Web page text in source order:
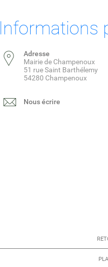
Informations
Adresse
Mairie de Champenoux
51 rue Saint Barthélemy
54280 Champenoux
Nous écrire